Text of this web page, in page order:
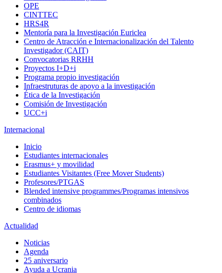
OPE
CINTTEC
HRS4R
Mentoría para la Investigación Euriclea
Centro de Atracción e Internacionalización del Talento
Investigador (CAIT)
Convocatorias RRHH
Proyectos I+D+i
Programa propio investigación
Infraestruturas de apoyo a la investigación
Ética de la Investigación
Comisión de Investigación
UCC+i
Internacional
Inicio
Estudiantes internacionales
Erasmus+ y movilidad
Estudiantes Visitantes (Free Mover Students)
Profesores/PTGAS
Blended intensive programmes/Programas intensivos
combinados
Centro de idiomas
Actualidad
Noticias
Agenda
25 aniversario
Ayuda a Ucrania